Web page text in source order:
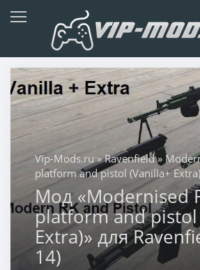
Vip-Mods.ru»Ravenfield»
platform and pistol (Vanilla+ Extra)
Мод «Modernised
platform and pistol
Extra)» для
14)